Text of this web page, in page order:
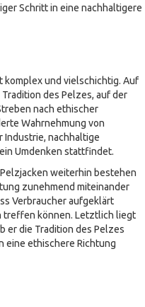
Schritt in eine nachhaltigere
komplex und vielschichtig. Auf
des Pelzes, auf der
nach ethischer
Wahrnehmung von
Industrie, nachhaltige
Umdenken stattfindet.
weiterhin bestehen
zunehmend miteinander
Verbraucher aufgeklärt
treffen können. Letztlich liegt
er die Tradition des Pelzes
eine ethischere Richtung